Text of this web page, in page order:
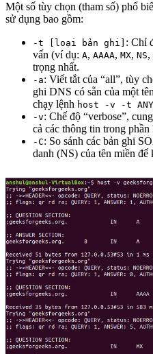
Một số tùy chọn (tham số) phổ
sử dụng bao gồm:
-t [loại bản ghi] : Chỉ
vấn (ví dụ: A, AAAA, MX, NS,
trọng nhất.
-a: Viết tắt của “all”, tùy
ghi DNS có sẵn của một
chạy lệnh host -v -t ANY
-v: Chế độ “verbose”,
cả các thông tin trong
-C: So sánh các bản ghi
danh (NS) của tên miền để